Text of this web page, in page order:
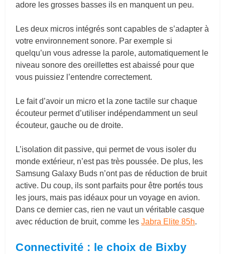
adore les grosses basses ils en manquent un peu.
Les deux micros intégrés sont capables de s’adapter à
votre environnement sonore. Par exemple si
quelqu’un vous adresse la parole, automatiquement le
niveau sonore des oreillettes est abaissé pour que
vous puissiez l’entendre correctement.
Le fait d’avoir un micro et la zone tactile sur chaque
écouteur permet d’utiliser indépendamment un seul
écouteur, gauche ou de droite.
L’isolation dit passive, qui permet de vous isoler du
monde extérieur, n’est pas très poussée. De plus, les
Samsung Galaxy Buds n’ont pas de réduction de bruit
active. Du coup, ils sont parfaits pour être portés tous
les jours, mais pas idéaux pour un voyage en avion.
Dans ce dernier cas, rien ne vaut un véritable casque
avec réduction de bruit, comme lesJabra Elite 85h.
Connectivité : le choix de Bixby